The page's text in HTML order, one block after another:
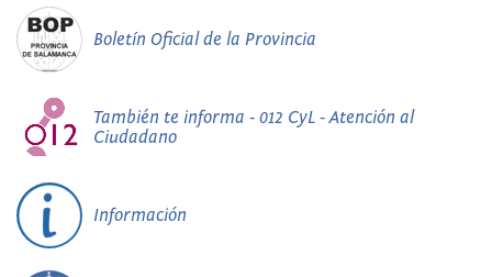
Boletín Oficial de la Provincia
También te informa - 012 CyL - Atención al
Ciudadano
Información